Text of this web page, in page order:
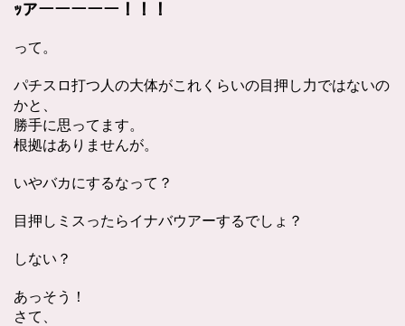
ｯアーーーーー！！！
って。
パチスロ打つ人の大体がこれくらいの目押し力ではないの
かと、
勝手に思ってます。
根拠はありませんが。
いやバカにするなって？
目押しミスったらイナバウアーするでしょ？
しない？
あっそう！
さて、